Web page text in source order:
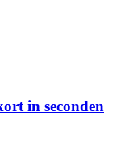
in seconden